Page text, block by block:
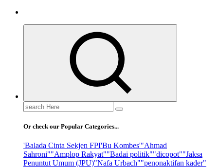
Search
for:
Or check our Popular Categories...
'Balada Cinta Sekjen FPI'Bu Kombes'"Ahmad
Sahroni""Amplop Rakyat""Badai politik""dicopot""Jaksa
Penuntut Umum (JPU)"Nafa Urbach""penonaktifan kader"